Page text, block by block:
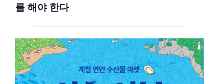
를 해야 한다